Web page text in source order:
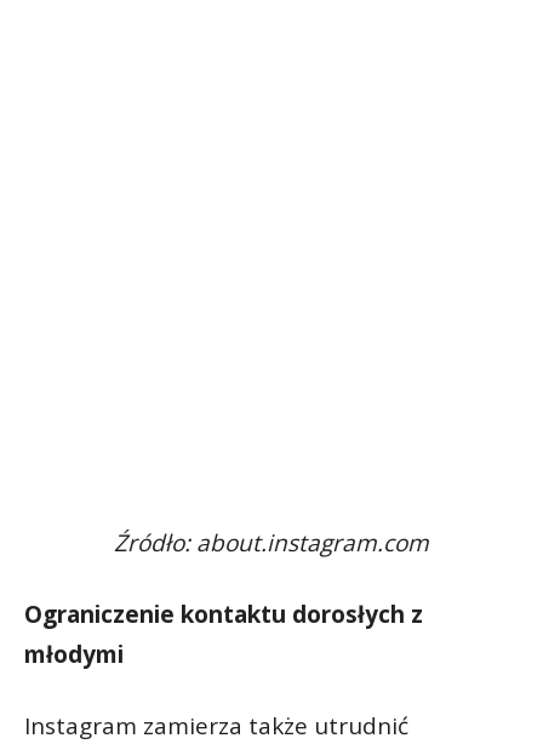
Źródło: about.instagram.com
Ograniczenie kontaktu dorosłych z
młodymi
Instagram zamierza także utrudnić